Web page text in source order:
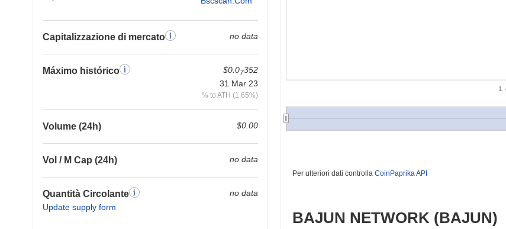
Capitalizzazione di mercato no data
Máximo histórico $0.07352
31 Mar 23
% to ATH (1.65%)
Volume (24h) $0.00
Vol / M Cap (24h) no data
Quantità Circolante
Update supply form
no data
1.
Per ulteriori dati controlla CoinPaprika API
BAJUN NETWORK (BAJUN)